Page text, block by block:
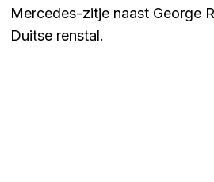
Mercedes-zitje naast George
Duitse renstal.